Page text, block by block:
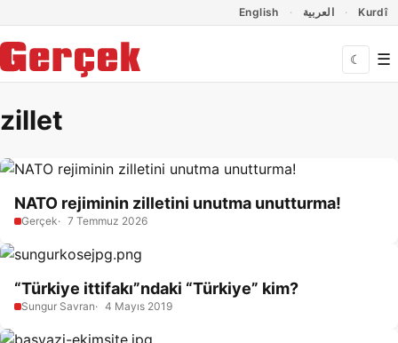
English العربية Kurdî
☾ ☰
zillet
NATO rejiminin zilletini unutma unutturma!
Gerçek 7 Temmuz 2026
“Türkiye ittifakı”ndaki “Türkiye” kim?
Sungur Savran 4 Mayıs 2019